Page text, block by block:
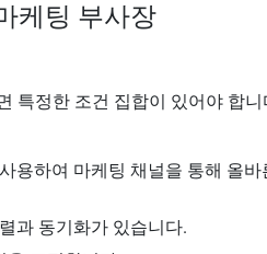
케팅 부사장
특정한 조건 집합이 있어야 합
용하여 마케팅 채널을 통해 올
과 동기화가 있습니다.